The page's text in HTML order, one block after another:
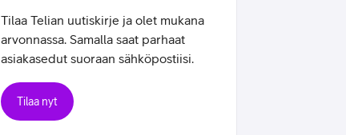
Tilaa Telian uutiskirje ja olet mukana
arvonnassa. Samalla saat parhaat
asiakasedut suoraan sähköpostiisi.
Tilaa nyt